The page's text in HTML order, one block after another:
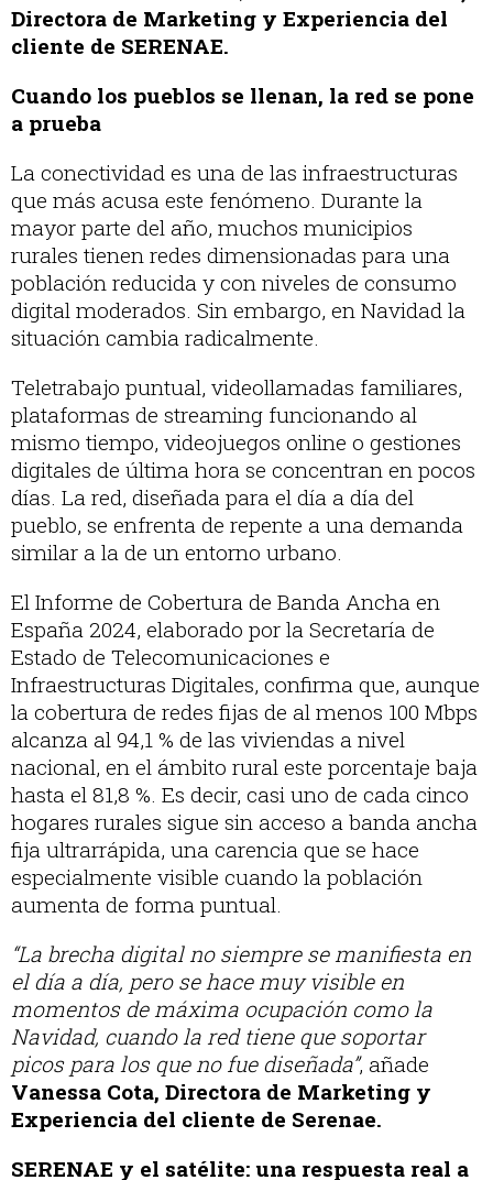
Directora de Marketing y Experiencia del
cliente de SERENAE.
Cuando los pueblos se llenan, la red se pone
a prueba
La conectividad es una de las infraestructuras
que más acusa este fenómeno. Durante la
mayor parte del año, muchos municipios
rurales tienen redes dimensionadas para una
población reducida y con niveles de consumo
digital moderados. Sin embargo, en Navidad la
situación cambia radicalmente.
Teletrabajo puntual, videollamadas familiares,
plataformas de streaming funcionando al
mismo tiempo, videojuegos online o gestiones
digitales de última hora se concentran en pocos
días. La red, diseñada para el día a día del
pueblo, se enfrenta de repente a una demanda
similar a la de un entorno urbano.
El Informe de Cobertura de Banda Ancha en
España 2024, elaborado por la Secretaría de
Estado de Telecomunicaciones e
Infraestructuras Digitales, confirma que, aunque
la cobertura de redes fijas de al menos 100 Mbps
alcanza al 94,1 % de las viviendas a nivel
nacional, en el ámbito rural este porcentaje baja
hasta el 81,8 %. Es decir, casi uno de cada cinco
hogares rurales sigue sin acceso a banda ancha
fija ultrarrápida, una carencia que se hace
especialmente visible cuando la población
aumenta de forma puntual.
“La brecha digital no siempre se manifiesta en
el día a día, pero se hace muy visible en
momentos de máxima ocupación como la
Navidad, cuando la red tiene que soportar
picos para los que no fue diseñada”, añade
Vanessa Cota, Directora de Marketing y
Experiencia del cliente de Serenae.
SERENAE y el satélite: una respuesta real a